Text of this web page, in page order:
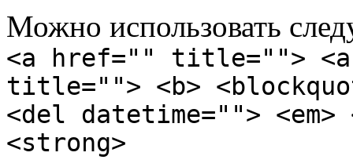
Можно использовать
<a href="" title="">
title=""> <b>
<del datetime="">
<strong>